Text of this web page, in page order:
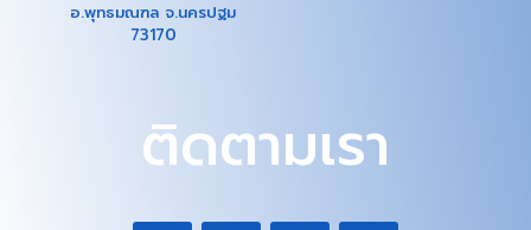
อ.พุทธมณฑล จ.นครปฐม
73170
ติดตามเรา